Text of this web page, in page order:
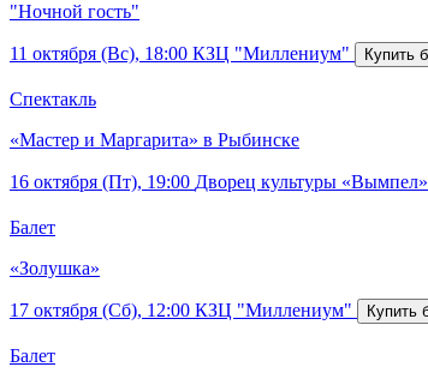
"Ночной гость"
11 октября (Вс), 18:00 КЗЦ "Миллениум"
Спектакль
«Мастер и Маргарита» в Рыбинске
16 октября (Пт), 19:00 Дворец культуры «Вымпел»
Балет
«Золушка»
17 октября (Сб), 12:00 КЗЦ "Миллениум"
Балет